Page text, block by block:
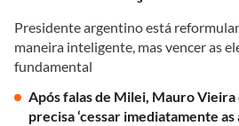
Presidente argentino está
maneira inteligente, mas vencer as
fundamental
Após falas de Milei, Mauro
precisa ‘cessar imediatamente as